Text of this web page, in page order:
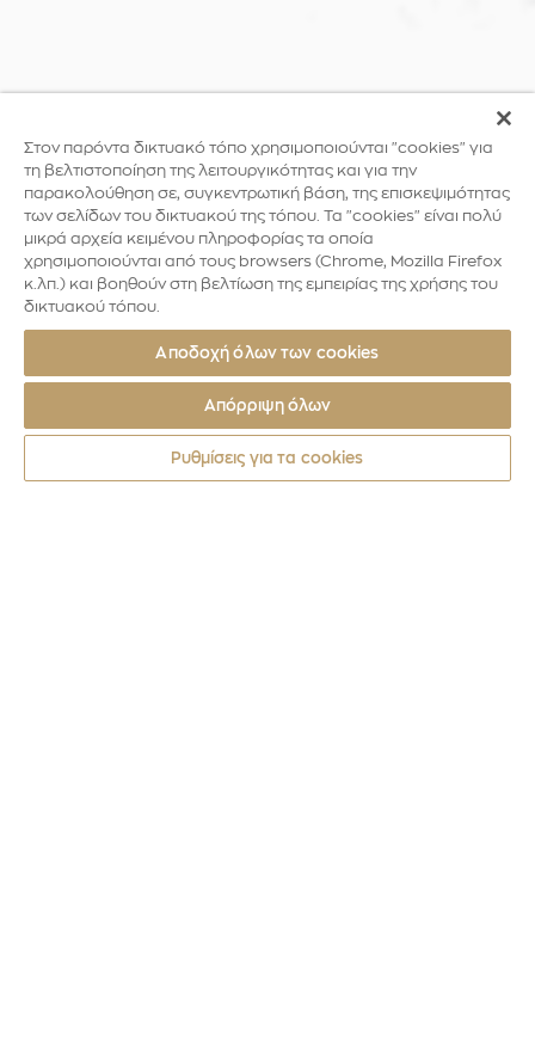
Στον παρόντα δικτυακό τόπο χρησιμοποιούνται "cookies" για
τη βελτιστοποίηση της λειτουργικότητας και για την
παρακολούθηση σε, συγκεντρωτική βάση, της επισκεψιμότητας
των σελίδων του δικτυακού της τόπου. Τα "cookies" είναι πολύ
μικρά αρχεία κειμένου πληροφορίας τα οποία
χρησιμοποιούνται από τους browsers (Chrome, Mozilla Firefox
κ.λπ.) και βοηθούν στη βελτίωση της εμπειρίας της χρήσης του
δικτυακού τόπου.
Αποδοχή όλων των cookies
Απόρριψη όλων
Ρυθμίσεις για τα cookies